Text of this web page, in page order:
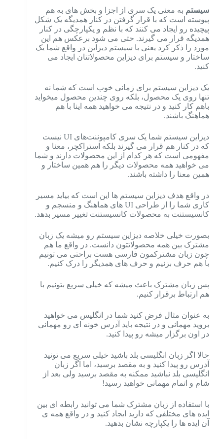
سیستم به معنی یک سری از اجزا و بخش های به هم
پیوسته است که با قرار گرفتن در کنار همدیگه یک شکل
پیچیده رو ایجاد می کنند که با نظم و یکپارچگی در کنار
همدیگه قرار می گیرند. حتی می شود برعکس هم این
مورد را ذکر کرد یعنی با سیستم دیزاین در واقع شما یک
ساختار و سیستم برای دیزاین محصولاتتان ایجاد می
کنید.
یک دیزاین سیستم برای زمانی خوب است که شما نه
تنها روی یک محصول، بلکه روی چندین محصول میخواید
باهم کار کنید و در نتیجه می خواهید همه اینا با هم
هماهنگ باشند.
دیزاین سیستم شما یک سری کامپوننت‌های UI نیست
که در کنار هم قرار می گیرند بلکه استراکچر، معنا و
مفهومی است که هر کدام از این محصولات دارند و شما
می خواهید همه محصولات دیگر را هم همین ساختار و
همین معنا را داشته باشند.
در واقع هدف دیزاین سیستم ها این است که بیاید مسیر
کاری شما را از طراحی UI های هماهنگ و منسجم و
کانسیستنت به محصولات کانسیستنت تغییر مسیر بدهد.
بصورت خیلی خلاصه دیزاین سیستم رو میشه یک زبان
مشترک بین همه محصولاتتون دانست. در واقع ما هم
چون زبان مشترکمون فارسی هست براحتی می تونیم
با هم حرف بزنیم و حرف های همدیگر را درک کنیم.
پس زبان مشترک باعث میشه که خیلی سریع بتونیم با
هم ارتباط برقرار کنیم.
به عنوان مثال فرض کنید شما در انگلیس می خواهید
بروید مهمانی و در نتیجه باید آدرس خونه ای رو مهمانی
در اون برگزار میشه رو پیدا کنید.
حالا اگر زبان انگلیسی بلد باشید خیلی سریع می تونید
آدرس رو پیدا کنید و به مقصد برسید، اما اگر زبان
انگلیسی بلد نباشید ممکنه به مقصد برسید ولی بعد از
شام و اتمام مهمانی خواهید رسید!
با استفاده از زبان مشترک شما می توانید رابطه ای بین
ایده های مختلفی که دارید ایجاد کنید و در واقع همه ی
آن ایده ها را یکپارچه نشان بدهید.